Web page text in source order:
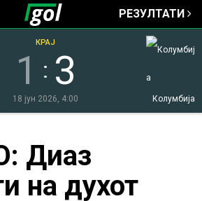
Jump to navigation
РЕЗУЛТАТИ
Колумбија
1 : 3
КРАЈ
18 јун 2026, 4:00
Диаз
на духот